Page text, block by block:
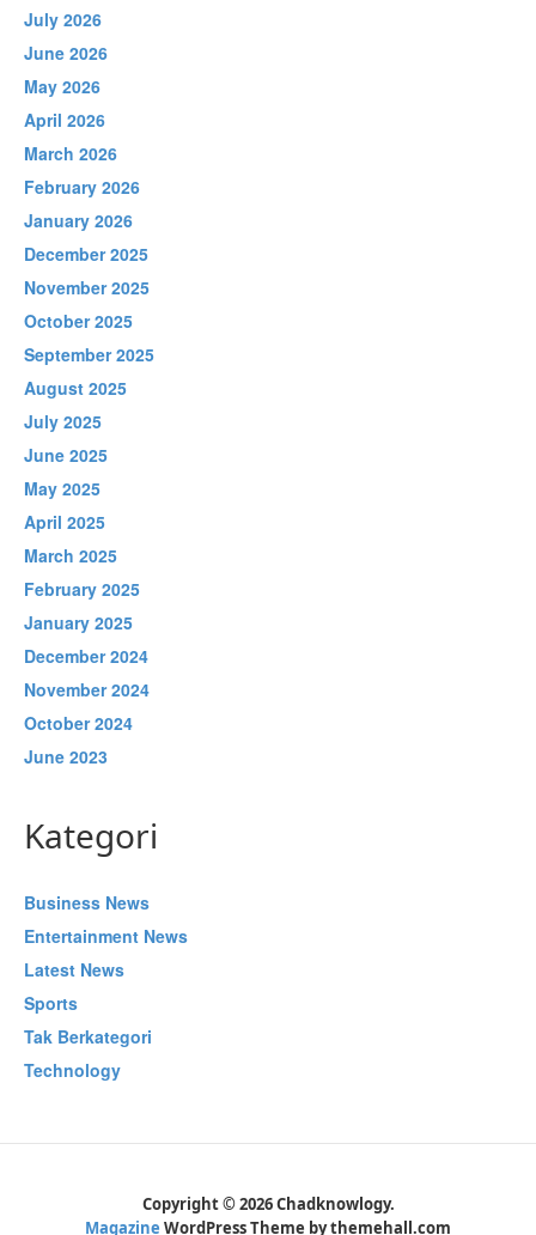
July 2026
June 2026
May 2026
April 2026
March 2026
February 2026
January 2026
December 2025
November 2025
October 2025
September 2025
August 2025
July 2025
June 2025
May 2025
April 2025
March 2025
February 2025
January 2025
December 2024
November 2024
October 2024
June 2023
Kategori
Business News
Entertainment News
Latest News
Sports
Tak Berkategori
Technology
Copyright © 2026 Chadknowlogy.
Magazine WordPress Theme by themehall.com